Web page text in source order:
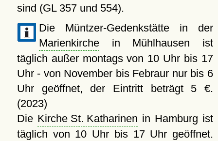
sind (GL 357 und 554).
Die Müntzer-Gedenkstätte in der
Marienkirchein Mühlhausen ist
täglich außer montags von 10 Uhr bis 17
Uhr - von November bis Febraur nur bis 6
Uhr geöffnet, der Eintritt beträgt 5 €.
(2023)
Die Kirche St. Katharinen in Hamburg ist
täglich von 10 Uhr bis 17 Uhr geöffnet.